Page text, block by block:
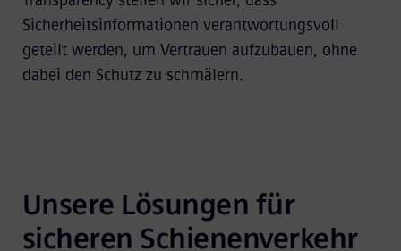
Sicherheitsinformationen verantwortungsvoll
geteilt werden, um Vertrauen aufzubauen, ohne
dabei den Schutz zu schmälern.
Unsere Lösungen für
sicheren Schienenverkehr